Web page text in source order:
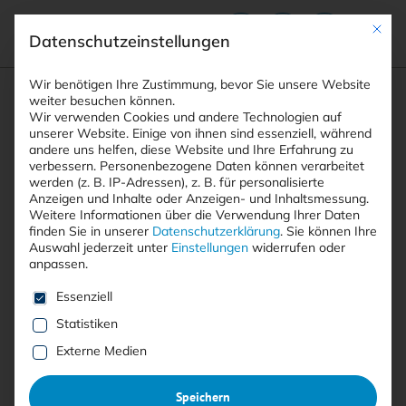
Suchfeld
Suchen
Breadcrumb-Navigation
STARTSEITE
PRINTAUSGABEN
TITELTHEMA: KRISENKOMMUNIKATION
WER GEFRAGT WIRD, BRAUCHT ANTWORTEN
Inhaltsverzeichnis
Artikel kostenlos lesen
Mit
Datenschutzeinstellungen
Wir benötigen Ihre Zustimmung, bevor Sie unsere Website
weiter besuchen können.
Wir verwenden Cookies und andere Technologien auf
unserer Website. Einige von ihnen sind essenziell, während
andere uns helfen, diese Website und Ihre Erfahrung zu
verbessern. Personenbezogene Daten können verarbeitet
werden (z. B. IP-Adressen), z. B. für personalisierte
Anzeigen und Inhalte oder Anzeigen- und Inhaltsmessung.
Weitere Informationen über die Verwendung Ihrer Daten
finden Sie in unserer Datenschutzerklärung. Sie können Ihre
Auswahl jederzeit unter Einstellungen widerrufen oder
anpassen.
Es folgt eine Liste der Service-Gruppen, für die eine
Essenziell
Statistiken
Externe Medien
Speichern